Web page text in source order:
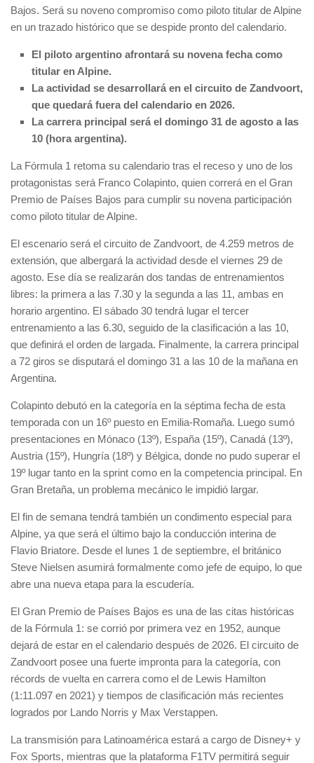
Bajos. Será su noveno compromiso como piloto titular de Alpine
en un trazado histórico que se despide pronto del calendario.
El piloto argentino afrontará su novena fecha como
titular en Alpine.
La actividad se desarrollará en el circuito de Zandvoort,
que quedará fuera del calendario en 2026.
La carrera principal será el domingo 31 de agosto a las
10 (hora argentina).
La Fórmula 1 retoma su calendario tras el receso y uno de los
protagonistas será Franco Colapinto, quien correrá en el Gran
Premio de Países Bajos para cumplir su novena participación
como piloto titular de Alpine.
El escenario será el circuito de Zandvoort, de 4.259 metros de
extensión, que albergará la actividad desde el viernes 29 de
agosto. Ese día se realizarán dos tandas de entrenamientos
libres: la primera a las 7.30 y la segunda a las 11, ambas en
horario argentino. El sábado 30 tendrá lugar el tercer
entrenamiento a las 6.30, seguido de la clasificación a las 10,
que definirá el orden de largada. Finalmente, la carrera principal
a 72 giros se disputará el domingo 31 a las 10 de la mañana en
Argentina.
Colapinto debutó en la categoría en la séptima fecha de esta
temporada con un 16º puesto en Emilia-Romaña. Luego sumó
presentaciones en Mónaco (13º), España (15º), Canadá (13º),
Austria (15º), Hungría (18º) y Bélgica, donde no pudo superar el
19º lugar tanto en la sprint como en la competencia principal. En
Gran Bretaña, un problema mecánico le impidió largar.
El fin de semana tendrá también un condimento especial para
Alpine, ya que será el último bajo la conducción interina de
Flavio Briatore. Desde el lunes 1 de septiembre, el británico
Steve Nielsen asumirá formalmente como jefe de equipo, lo que
abre una nueva etapa para la escudería.
El Gran Premio de Países Bajos es una de las citas históricas
de la Fórmula 1: se corrió por primera vez en 1952, aunque
dejará de estar en el calendario después de 2026. El circuito de
Zandvoort posee una fuerte impronta para la categoría, con
récords de vuelta en carrera como el de Lewis Hamilton
(1:11.097 en 2021) y tiempos de clasificación más recientes
logrados por Lando Norris y Max Verstappen.
La transmisión para Latinoamérica estará a cargo de Disney+ y
Fox Sports, mientras que la plataforma F1TV permitirá seguir